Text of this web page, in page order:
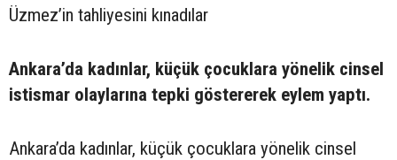
Üzmez’in tahliyesini kınadılar
Ankara’da kadınlar, küçük çocuklara yönelik cinsel
istismar olaylarına tepki göstererek eylem yaptı.
Ankara’da kadınlar, küçük çocuklara yönelik cinsel